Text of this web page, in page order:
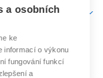
učení
technické
a osobních
ke
informací o výkonu
fungování funkcí
a